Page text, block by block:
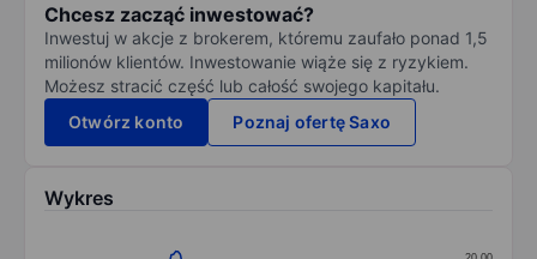
Chcesz zacząć inwestować?
Inwestuj w akcje z brokerem, któremu zaufało ponad 1,5
milionów klientów. Inwestowanie wiąże się z ryzykiem.
Możesz stracić część lub całość swojego kapitału.
Otwórz konto
Poznaj ofertę Saxo
Wykres